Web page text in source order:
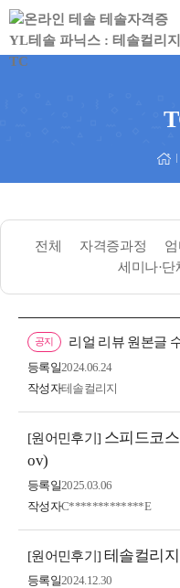
전체 자격증과정
세미나·단
공지 리얼 리뷰 원본글
등록일2024.06.24
작성자테솔컬리지
[원어민후기] 스피드코
ov)
등록일2025.03.06
작성자C*************E
[원어민후기] 테솔컬리
등록일2024.12.30